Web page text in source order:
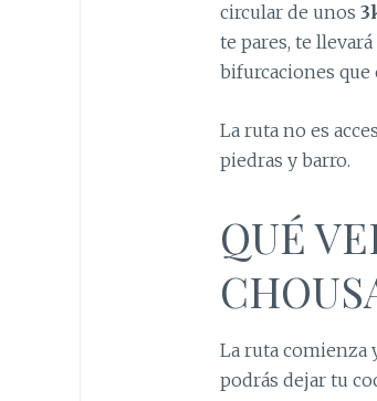
circular de unos
te pares, te
bifurcaciones que
La ruta no es
piedras y barro.
QUÉ
La ruta comienza
podrás dejar tu